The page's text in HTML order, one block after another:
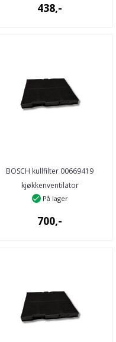
438,-
BOSCH kullfilter 00669419
kjøkkenventilator
På lager
700,-